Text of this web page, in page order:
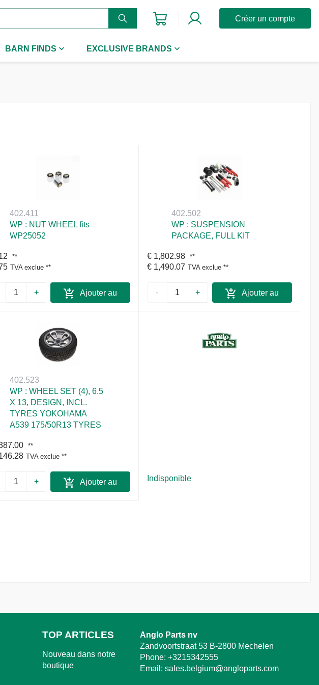
Créer un compte
BARN FINDS EXCLUSIVE BRANDS
402.411
WP : NUT WHEEL fits
WP25052
**
TVA exclue **
+
Ajouter au
402.502
WP : SUSPENSION
PACKAGE, FULL KIT
€ 1,802.98 **
€ 1,490.07 TVA exclue**
- +
Ajouter au
402.523
WP : WHEEL SET (4), 6.5
X 13, DESIGN, INCL.
TYRES YOKOHAMA
A539 175/50R13 TYRES
**
TVA exclue **
+
Ajouter au
Indisponible
TOP ARTICLES
Nouveau dans notre
boutique
Anglo Parts nv
Zandvoortstraat 53 B-2800 Mechelen
Phone: +3215342555
Email: sales.belgium@angloparts.com